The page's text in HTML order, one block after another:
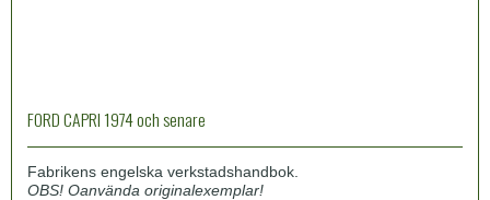
FORD CAPRI 1974 och senare
Fabrikens engelska verkstadshandbok.
OBS! Oanvända originalexemplar!